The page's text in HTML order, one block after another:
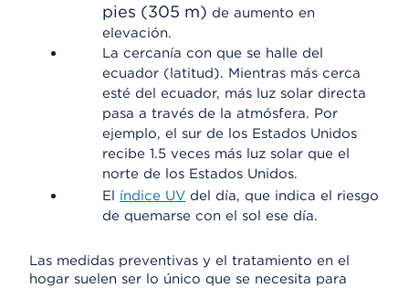
pies (305 m) de aumento en
elevación.
La cercanía con que se halle del
ecuador (latitud). Mientras más cerca
esté del ecuador, más luz solar directa
pasa a través de la atmósfera. Por
ejemplo, el sur de los Estados Unidos
recibe 1.5 veces más luz solar que el
norte de los Estados Unidos.
El índice UV del día, que indica el riesgo
de quemarse con el sol ese día.
Las medidas preventivas y el tratamiento en el
hogar suelen ser lo único que se necesita para